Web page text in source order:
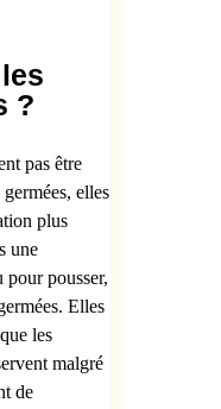
?
pas être
elles
plus
une
pour pousser,
Elles
les
malgré
de